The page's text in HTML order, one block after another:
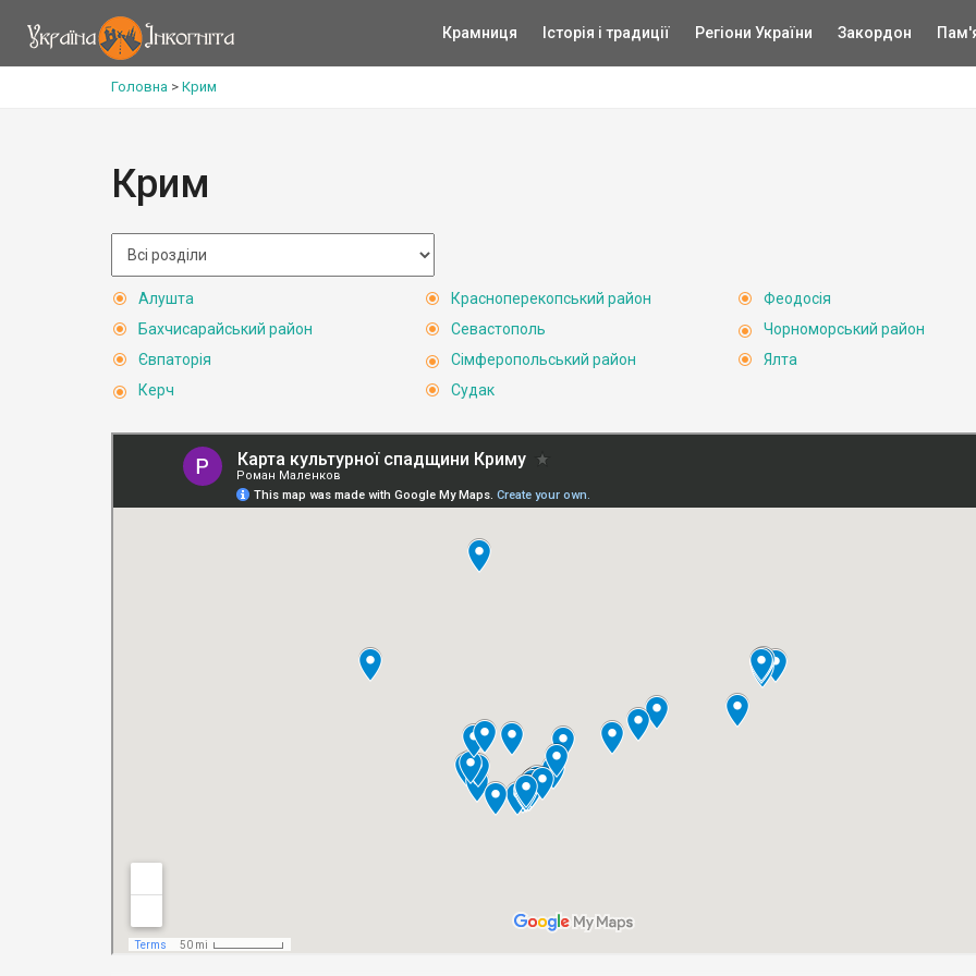
Крамниця Історія і традиції Регіони України Закордон
Головна > Крим
Крим
Алушта
Бахчисарайський район
Євпаторія
Керч
Красноперекопський район
Севастополь
Сімферопольський район
Судак
Феодосія
Чорноморський район
Ялта